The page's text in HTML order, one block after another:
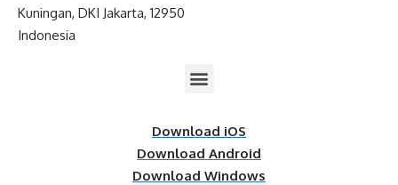
Kuningan, DKI Jakarta, 12950
Indonesia
Download iOS
Download Android
Download Windows